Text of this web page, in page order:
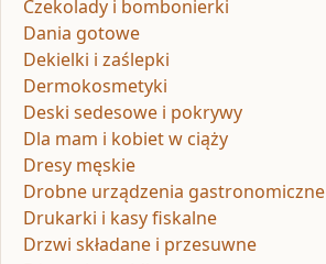
Czekolady i bombonierki
Dania gotowe
Dekielki i zaślepki
Dermokosmetyki
Deski sedesowe i pokrywy
Dla mam i kobiet w ciąży
Dresy męskie
Drobne urządzenia gastronomiczne
Drukarki i kasy fiskalne
Drzwi składane i przesuwne